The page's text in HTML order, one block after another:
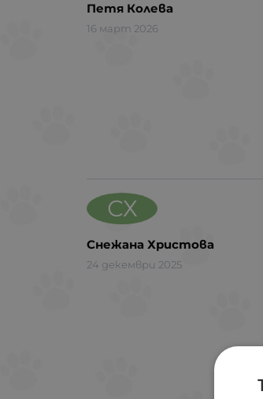
Петя Колева
16 март 2026
СХ
Снежана Христова
24 декември 2025